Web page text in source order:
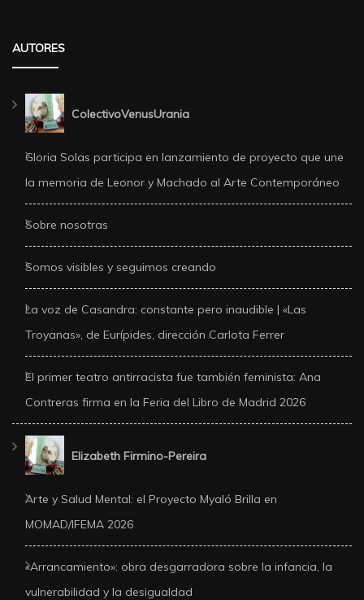
AUTORES
ColectivoVenusUrania
Gloria Solas participa en lanzamiento de proyecto que une
la memoria de Leonor y Machado al Arte Contemporáneo
Sobre nosotras
Somos visibles y seguimos creando
La voz de Casandra: constante pero inaudible | «Las
Troyanas», de Eurípides, dirección Carlota Ferrer
El primer teatro antirracista fue también feminista: Ana
Contreras firma en la Feria del Libro de Madrid 2026
Elizabeth Firmino-Pereira
Arte y Salud Mental: el Proyecto Myaló Brilla en
MOMAD/IFEMA 2026
«Arrancamiento»: obra desgarradora sobre la infancia, la
vulnerabilidad y la desigualdad